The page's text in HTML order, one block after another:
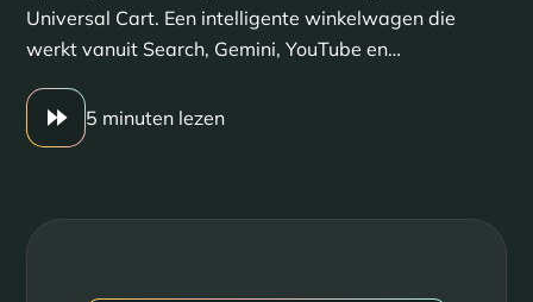
Universal Cart. Een intelligente winkelwagen die
werkt vanuit Search, Gemini, YouTube en…
5 minuten lezen